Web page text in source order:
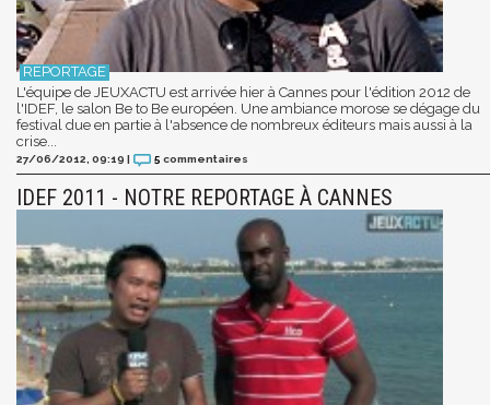
L'équipe de JEUXACTU est arrivée hier à Cannes pour l'édition 2012 de
l'IDEF, le salon Be to Be européen. Une ambiance morose se dégage du
festival due en partie à l'absence de nombreux éditeurs mais aussi à la
crise...
27/06/2012, 09:19 | 5 commentaires
IDEF 2011 - NOTRE REPORTAGE À CANNES